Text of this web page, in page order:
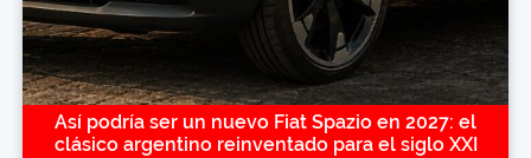
Así podría ser un nuevo Fiat Spazio en 2027: el
clásico argentino reinventado para el siglo XXI